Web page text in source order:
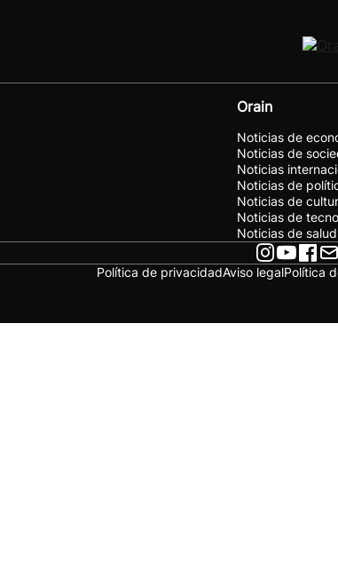
Orain
Noticias de
Noticias de
Noticias
Noticias de
Noticias de
Noticias de
Noticias de salud
Política de privacidadAviso legalPolítica